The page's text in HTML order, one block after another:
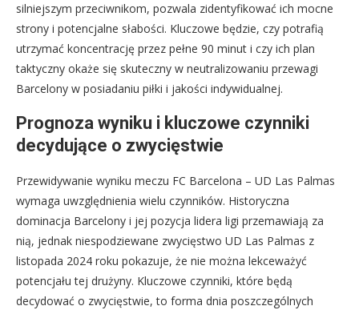
silniejszym przeciwnikom, pozwala zidentyfikować ich mocne
strony i potencjalne słabości. Kluczowe będzie, czy potrafią
utrzymać koncentrację przez pełne 90 minut i czy ich plan
taktyczny okaże się skuteczny w neutralizowaniu przewagi
Barcelony w posiadaniu piłki i jakości indywidualnej.
Prognoza wyniku i kluczowe czynniki
decydujące o zwycięstwie
Przewidywanie wyniku meczu FC Barcelona – UD Las Palmas
wymaga uwzględnienia wielu czynników. Historyczna
dominacja Barcelony i jej pozycja lidera ligi przemawiają za
nią, jednak niespodziewane zwycięstwo UD Las Palmas z
listopada 2024 roku pokazuje, że nie można lekceważyć
potencjału tej drużyny. Kluczowe czynniki, które będą
decydować o zwycięstwie, to forma dnia poszczególnych